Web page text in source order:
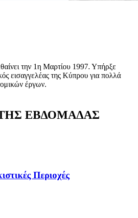
την 1η Μαρτίου 1997. Υπήρξε
εισαγγελέας της Κύπρου για πολλά
έργων.
ΕΒΔΟΜΑΔΑΣ
Περιοχές